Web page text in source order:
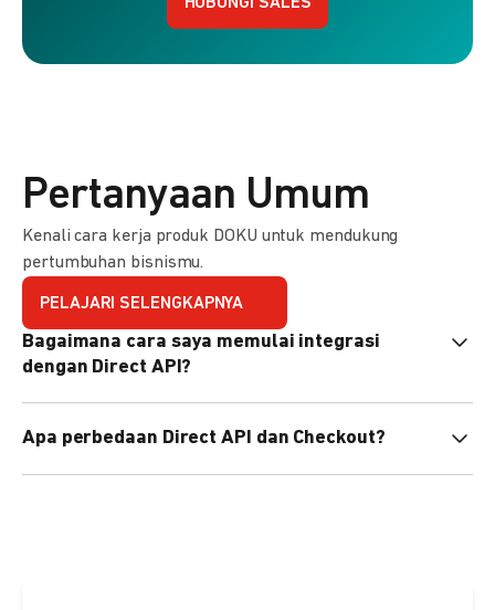
HUBUNGI SALES
Pertanyaan Umum
Kenali cara kerja produk DOKU untuk mendukung
pertumbuhan bisnismu.
PELAJARI SELENGKAPNYA
Bagaimana cara saya memulai integrasi
dengan Direct API?
pemrograman untuk membantu integrasi Anda. Pelajari
Apa perbedaan Direct API dan Checkout?